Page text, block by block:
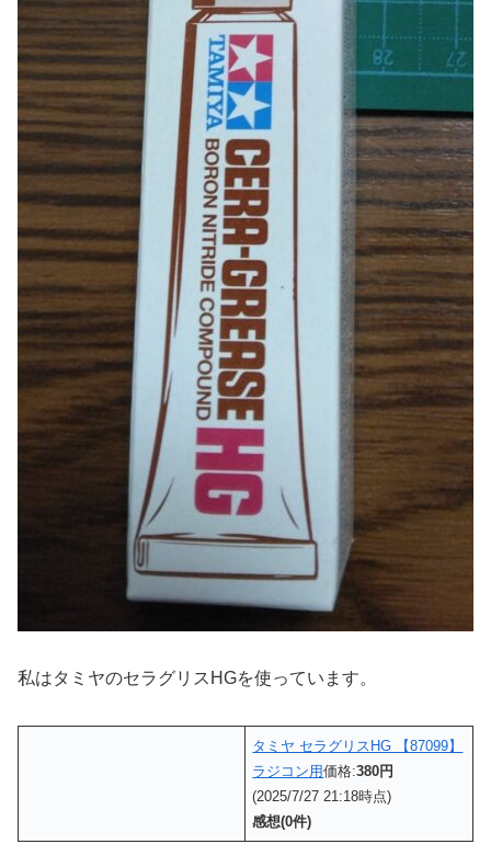
私はタミヤのセラグリスHGを使っています。
タミヤ セラグリスHG 【87099】
ラジコン用価格:380円
(2025/7/27 21:18時点)
感想(0件)